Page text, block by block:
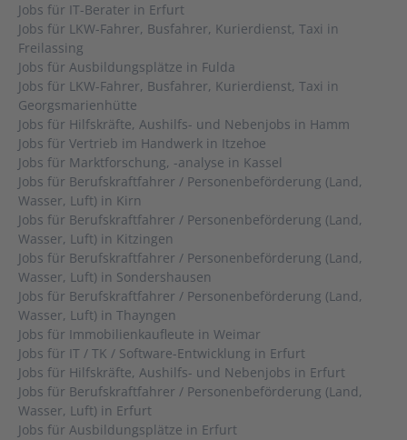
Jobs für IT-Berater in Erfurt
Jobs für LKW-Fahrer, Busfahrer, Kurierdienst, Taxi in
Freilassing
Jobs für Ausbildungsplätze in Fulda
Jobs für LKW-Fahrer, Busfahrer, Kurierdienst, Taxi in
Georgsmarienhütte
Jobs für Hilfskräfte, Aushilfs- und Nebenjobs in Hamm
Jobs für Vertrieb im Handwerk in Itzehoe
Jobs für Marktforschung, -analyse in Kassel
Jobs für Berufskraftfahrer / Personenbeförderung (Land,
Wasser, Luft) in Kirn
Jobs für Berufskraftfahrer / Personenbeförderung (Land,
Wasser, Luft) in Kitzingen
Jobs für Berufskraftfahrer / Personenbeförderung (Land,
Wasser, Luft) in Sondershausen
Jobs für Berufskraftfahrer / Personenbeförderung (Land,
Wasser, Luft) in Thayngen
Jobs für Immobilienkaufleute in Weimar
Jobs für IT / TK / Software-Entwicklung in Erfurt
Jobs für Hilfskräfte, Aushilfs- und Nebenjobs in Erfurt
Jobs für Berufskraftfahrer / Personenbeförderung (Land,
Wasser, Luft) in Erfurt
Jobs für Ausbildungsplätze in Erfurt